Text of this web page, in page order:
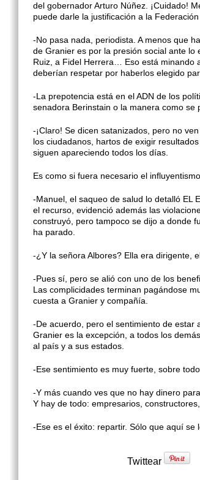
del gobernador Arturo Núñez. ¡Cuidado!
puede darle la justificación a la
-No pasa nada, periodista. A menos que
de Granier es por la presión social ante
Ruiz, a Fidel Herrera… Eso está minando
deberían respetar por haberlos elegido
-La prepotencia está en el ADN de los
senadora Berinstain o la manera como se
-¡Claro! Se dicen satanizados, pero no
los ciudadanos, hartos de exigir
siguen apareciendo todos los días.
Es como si fuera necesario el
-Manuel, el saqueo de salud lo detalló EL
el recurso, evidenció además las
construyó, pero tampoco se dijo a donde
ha parado.
-¿Y la señora Albores? Ella era dirigente,
-Pues sí, pero se alió con uno de los
Las complicidades terminan pagándose
cuesta a Granier y compañía.
-De acuerdo, pero el sentimiento de estar
Granier es la excepción, a todos los
al país y a sus estados.
-Ese sentimiento es muy fuerte, sobre
-Y más cuando ves que no hay dinero
Y hay de todo: empresarios,
-Ese es el éxito: repartir. Sólo que aquí se
Twittear